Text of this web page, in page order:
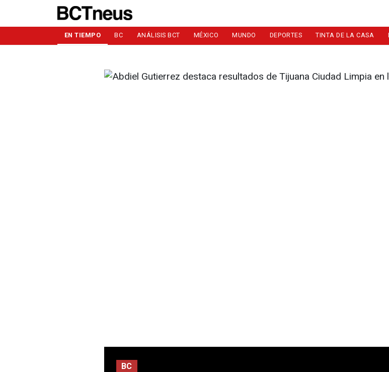
EN TIEMPO BC ANÁLISIS BCT MÉXICO MUNDO DEPORTES TINTA DE LA CASA
BC